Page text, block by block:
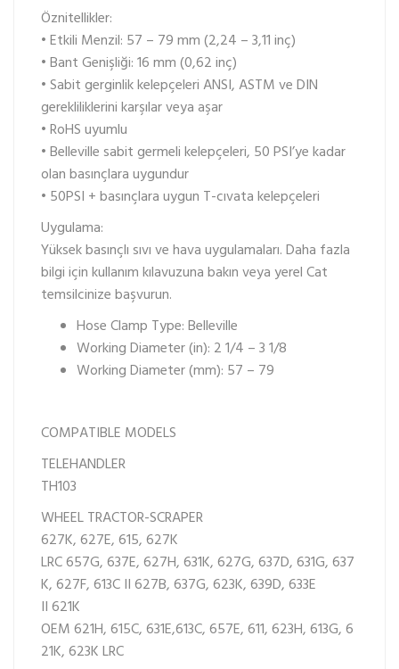
Öznitellikler:
• Etkili Menzil: 57 – 79 mm (2,24 – 3,11 inç)
• Bant Genişliği: 16 mm (0,62 inç)
• Sabit gerginlik kelepçeleri ANSI, ASTM ve DIN
gerekliliklerini karşılar veya aşar
• RoHS uyumlu
• Belleville sabit germeli kelepçeleri, 50 PSI’ye kadar
olan basınçlara uygundur
• 50PSI + basınçlara uygun T-cıvata kelepçeleri
Uygulama:
Yüksek basınçlı sıvı ve hava uygulamaları. Daha fazla
bilgi için kullanım kılavuzuna bakın veya yerel Cat
temsilcinize başvurun.
Hose Clamp Type:Belleville
Working Diameter (in): 2 1/4 – 3 1/8
Working Diameter (mm): 57 – 79
COMPATIBLE MODELS
TELEHANDLER
TH103
WHEEL TRACTOR-SCRAPER
627K,627E,615,627K
LRC657G,637E,627H,631K,627G,637D,631G,637
K,627F,613C II627B,637G,623K,639D,633E
II621K
OEM621H,615C,631E,613C,657E,611,623H,613G,6
21K,623K LRC